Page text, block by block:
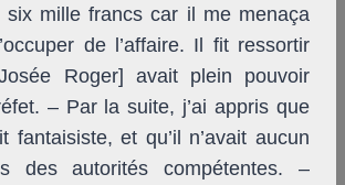
six mille francs car il me menaça
de l’affaire. Il fit ressortir
Roger] avait plein pouvoir
– Par la suite, j’ai appris que
fantaisiste, et qu’il n’avait aucun
des autorités compétentes. –